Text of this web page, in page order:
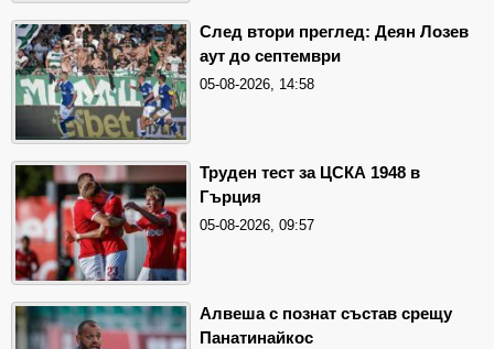
След втори преглед: Деян Лозев
аут до септември
05-08-2026, 14:58
Труден тест за ЦСКА 1948 в
Гърция
05-08-2026, 09:57
Алвеша с познат състав срещу
Панатинайкос